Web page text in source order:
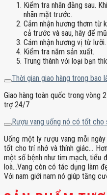
Kiểm tra nhãn đằng sau.
nhãn mặt trước.
Cảm nhận hương thơm từ
cả trước và sau, hãy để
Cảm nhận hương vị từ lưỡi.
Kiểm tra năm sản xuất.
Trung thành với loại bạn
Thời gian giao hàng trong bao
Giao hàng toàn quốc trong vòng
trợ 24/7
Rượu vang uống nó có tốt cho
Uống một ly rượu vang mỗi
tốt cho trí nhớ và thính giác…
một số bệnh như tim mạch, tiểu
loà…Vang còn có tác dụng làm
Với nam giới nam nó giúp tăng